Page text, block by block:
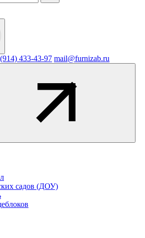
433-43-97 mail@furnizab.ru
садов (ДОУ)